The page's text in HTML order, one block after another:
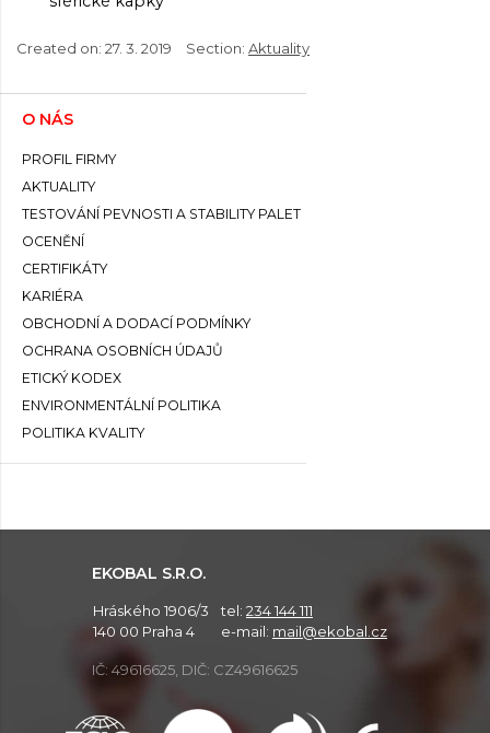
Created on: 27. 3. 2019 Section: Aktuality
O NÁS
PROFIL FIRMY
AKTUALITY
TESTOVÁNÍ PEVNOSTI A STABILITY PALET
OCENĚNÍ
CERTIFIKÁTY
KARIÉRA
OBCHODNÍ A DODACÍ PODMÍNKY
OCHRANA OSOBNÍCH ÚDAJŮ
ETICKÝ KODEX
ENVIRONMENTÁLNÍ POLITIKA
POLITIKA KVALITY
EKOBAL S.R.O.
Hráského 1906/3
140 00 Praha 4
tel: 234 144 111
e-mail: mail@ekobal.cz
IČ: 49616625, DIČ: CZ49616625